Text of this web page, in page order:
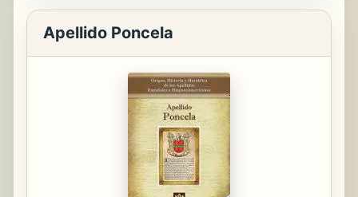
Apellido Poncela